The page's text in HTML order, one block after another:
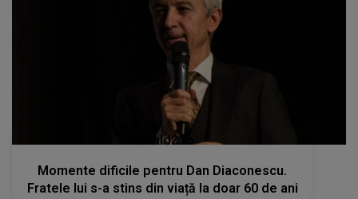
kanald2.ro
Momente dificile pentru Dan Diaconescu.
Fratele lui s-a stins din viață la doar 60 de ani